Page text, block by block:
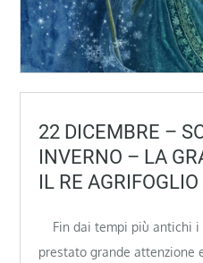
22 DICEMBRE –
INVERNO – LA
IL RE
Fin dai tempi più antichi i
prestato grande attenzione